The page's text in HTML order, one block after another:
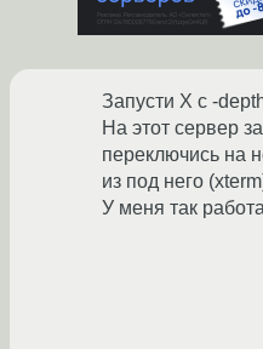
Запусти X с -
На этот сервер
переключись на
из под него
У меня так